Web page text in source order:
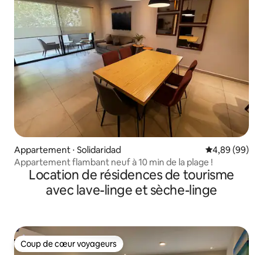
Appartement ⋅ Solidaridad Évaluation
4,89 (99)
Appartement flambant neuf à 10 min de la plage !
Location de résidences de tourisme
avec lave-linge et sèche-linge
Coup de cœur voyageurs
Coup de cœur voyageurs